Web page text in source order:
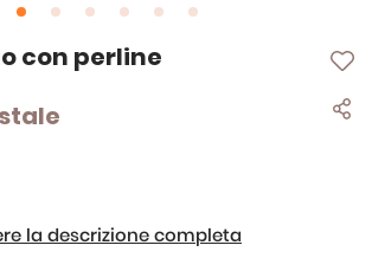
con perline
la descrizione completa